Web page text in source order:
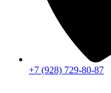
+7 (928) 729-80-87